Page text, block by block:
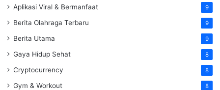
Aplikasi Viral & Bermanfaat 9
Berita Olahraga Terbaru 9
Berita Utama 9
Gaya Hidup Sehat 8
Cryptocurrency 8
Gym & Workout 8